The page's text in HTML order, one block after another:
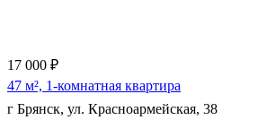
17 000 ₽
47 м², 1-комнатная квартира
г Брянск, ул. Красноармейская, 38